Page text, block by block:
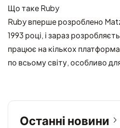
Що таке Ruby
Ruby вперше розроблено
1993 році, і зараз
працює на кількох
по всьому світу, особливо
Останні новини